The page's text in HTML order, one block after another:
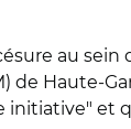
au
Haute-
et